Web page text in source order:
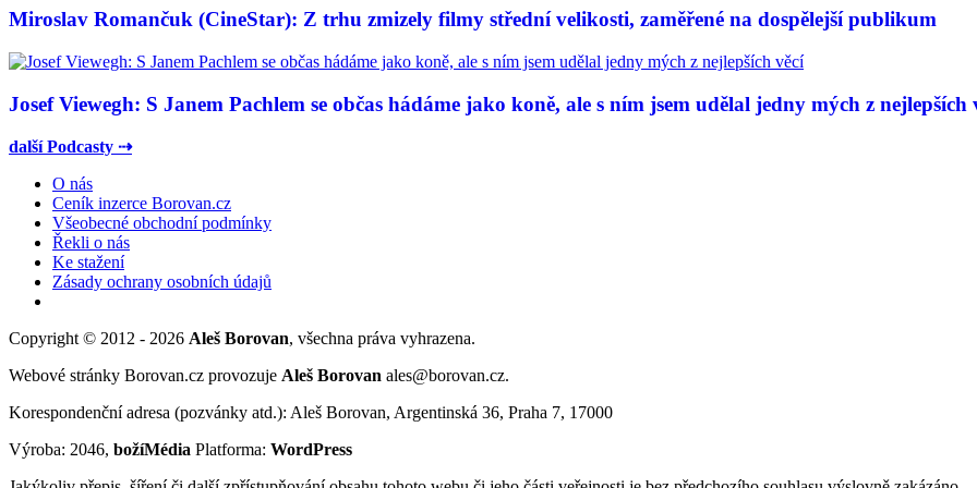
Miroslav Romančuk (CineStar): Z trhu zmizely filmy střední velikosti, zaměřené na dospělejší publikum
Josef Viewegh: S Janem Pachlem se občas hádáme jako koně, ale s ním jsem udělal jedny mých z nejlepších
další Podcasty ⇢
O nás
Ceník inzerce Borovan.cz
Všeobecné obchodní podmínky
Řekli o nás
Ke stažení
Zásady ochrany osobních údajů
Copyright © 2012 - 2026 Aleš Borovan, všechna práva vyhrazena.
Webové stránky Borovan.cz provozuje Aleš Borovan ales@borovan.cz.
Korespondenční adresa (pozvánky atd.): Aleš Borovan, Argentinská 36, Praha 7, 17000
Výroba: 2046, božíMédia Platforma: WordPress